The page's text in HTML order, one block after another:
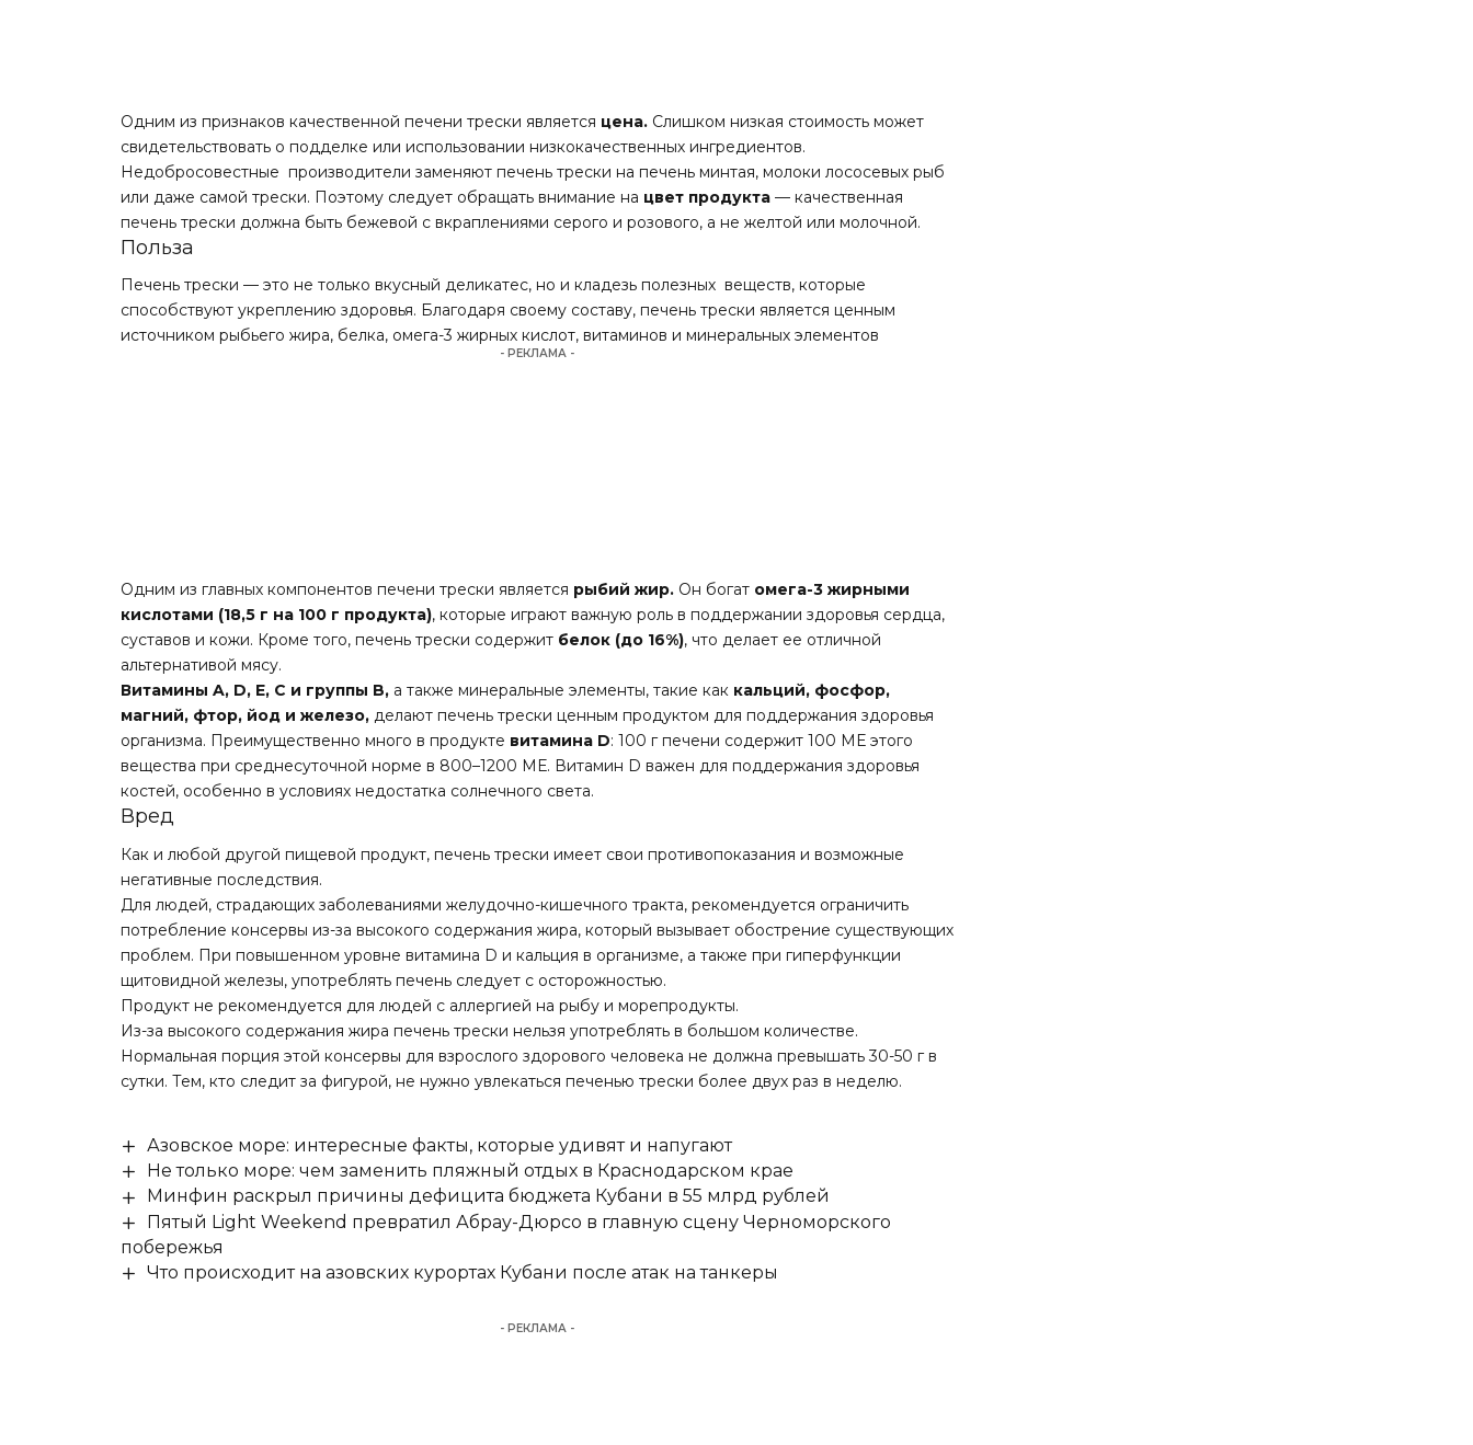
Одним из признаков качественной печени трески является цена. Слишком низкая стоимость может
свидетельствовать о подделке или использовании низкокачественных ингредиентов.
Недобросовестные производители заменяют печень трески на печень минтая, молоки лососевых рыб
или даже самой трески. Поэтому следует обращать внимание на цвет продукта — качественная
печень трески должна быть бежевой с вкраплениями серого и розового, а не желтой или молочной.
Польза
Печень трески — это не только вкусный деликатес, но и кладезь полезных веществ, которые
способствуют укреплению здоровья. Благодаря своему составу, печень трески является ценным
источником рыбьего жира, белка, омега-3 жирных кислот, витаминов и минеральных элементов
- РЕКЛАМА -
Одним из главных компонентов печени трески является рыбий жир. Он богат омега-3 жирными
кислотами (18,5 г на 100 г продукта), которые играют важную роль в поддержании здоровья сердца,
суставов и кожи. Кроме того, печень трески содержит белок (до 16%), что делает ее отличной
альтернативой мясу.
Витамины A, D, E, C и группы B, а также минеральные элементы, такие как кальций, фосфор,
магний, фтор, йод и железо, делают печень трески ценным продуктом для поддержания здоровья
организма. Преимущественно много в продукте витамина D: 100 г печени содержит 100 МЕ этого
вещества при среднесуточной норме в 800–1200 МЕ. Витамин D важен для поддержания здоровья
костей, особенно в условиях недостатка солнечного света.
Вред
Как и любой другой пищевой продукт, печень трески имеет свои противопоказания и возможные
негативные последствия.
Для людей, страдающих заболеваниями желудочно-кишечного тракта, рекомендуется ограничить
потребление консервы из-за высокого содержания жира, который вызывает обострение существующих
проблем. При повышенном уровне витамина D и кальция в организме, а также при гиперфункции
щитовидной железы, употреблять печень следует с осторожностью.
Продукт не рекомендуется для людей с аллергией на рыбу и морепродукты.
Из-за высокого содержания жира печень трески нельзя употреблять в большом количестве.
Нормальная порция этой консервы для взрослого здорового человека не должна превышать 30-50 г в
сутки. Тем, кто следит за фигурой, не нужно увлекаться печенью трески более двух раз в неделю.
Азовское море: интересные факты, которые удивят и напугают
Не только море: чем заменить пляжный отдых в Краснодарском крае
Минфин раскрыл причины дефицита бюджета Кубани в 55 млрд рублей
Пятый Light Weekend превратил Абрау-Дюрсо в главную сцену Черноморского
побережья
Что происходит на азовских курортах Кубани после атак на танкеры
- РЕКЛАМА -